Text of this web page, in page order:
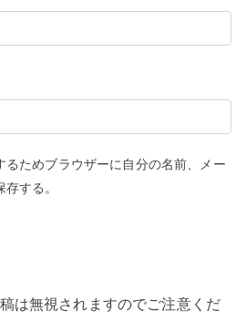
るためブラウザーに自分の名前、メー
する。
は無視されますのでご注意くだ